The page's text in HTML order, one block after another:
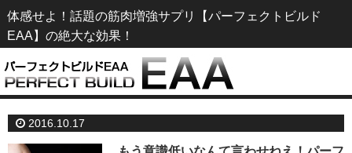
体感せよ！話題の筋肉増強サプリ【パーフェクトビルド
EAA】の絶大な効果！
2016.10.17